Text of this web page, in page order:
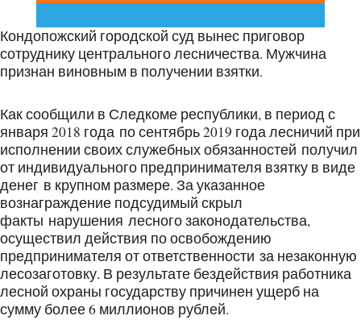
Кондопожский городской суд вынес приговор
сотруднику центрального лесничества. Мужчина
признан виновным в получении взятки.
Как сообщили в Следкоме республики, в период с
января 2018 года по сентябрь 2019 года лесничий при
исполнении своих служебных обязанностей получил
от индивидуального предпринимателя взятку в виде
денег в крупном размере. За указанное
вознаграждение подсудимый скрыл
факты нарушения лесного законодательства,
осуществил действия по освобождению
предпринимателя от ответственности за незаконную
лесозаготовку. В результате бездействия работника
лесной охраны государству причинен ущерб на
сумму более 6 миллионов рублей.